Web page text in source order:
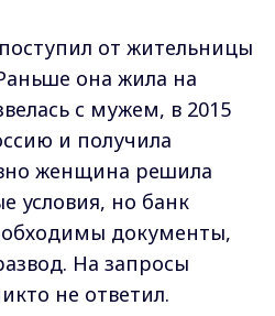
от жительницы
она жила на
с мужем, в 2015
и получила
женщина решила
условия, но банк
документы,
На запросы
не ответил.